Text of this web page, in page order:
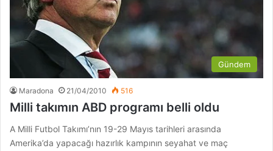
Gündem
Maradona 21/04/2010 516
Milli takımın ABD programı belli oldu
A Milli Futbol Takımı’nın 19-29 Mayıs tarihleri arasında
Amerika’da yapacağı hazırlık kampının seyahat ve maç